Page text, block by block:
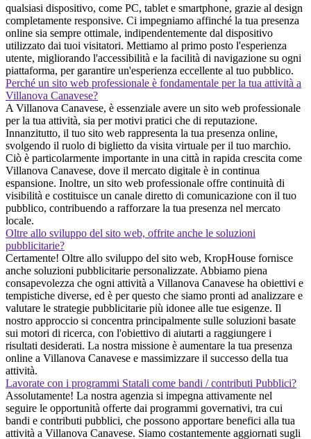
qualsiasi dispositivo, come PC, tablet e smartphone, grazie al design
completamente responsive. Ci impegniamo affinché la tua presenza
online sia sempre ottimale, indipendentemente dal dispositivo
utilizzato dai tuoi visitatori. Mettiamo al primo posto l'esperienza
utente, migliorando l'accessibilità e la facilità di navigazione su ogni
piattaforma, per garantire un'esperienza eccellente al tuo pubblico.
Perché un sito web professionale è fondamentale per la tua attività a
Villanova Canavese?
A Villanova Canavese, è essenziale avere un sito web professionale
per la tua attività, sia per motivi pratici che di reputazione.
Innanzitutto, il tuo sito web rappresenta la tua presenza online,
svolgendo il ruolo di biglietto da visita virtuale per il tuo marchio.
Ciò è particolarmente importante in una città in rapida crescita come
Villanova Canavese, dove il mercato digitale è in continua
espansione. Inoltre, un sito web professionale offre continuità di
visibilità e costituisce un canale diretto di comunicazione con il tuo
pubblico, contribuendo a rafforzare la tua presenza nel mercato
locale.
Oltre allo sviluppo del sito web, offrite anche le soluzioni
pubblicitarie?
Certamente! Oltre allo sviluppo del sito web, KropHouse fornisce
anche soluzioni pubblicitarie personalizzate. Abbiamo piena
consapevolezza che ogni attività a Villanova Canavese ha obiettivi e
tempistiche diverse, ed è per questo che siamo pronti ad analizzare e
valutare le strategie pubblicitarie più idonee alle tue esigenze. Il
nostro approccio si concentra principalmente sulle soluzioni basate
sui motori di ricerca, con l'obiettivo di aiutarti a raggiungere i
risultati desiderati. La nostra missione è aumentare la tua presenza
online a Villanova Canavese e massimizzare il successo della tua
attività.
Lavorate con i programmi Statali come bandi / contributi Pubblici?
Assolutamente! La nostra agenzia si impegna attivamente nel
seguire le opportunità offerte dai programmi governativi, tra cui
bandi e contributi pubblici, che possono apportare benefici alla tua
attività a Villanova Canavese. Siamo costantemente aggiornati sugli